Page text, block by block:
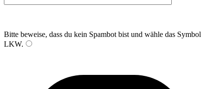
Bitte beweise, dass du kein Spambot bist und wähle das Symbol
LKW.